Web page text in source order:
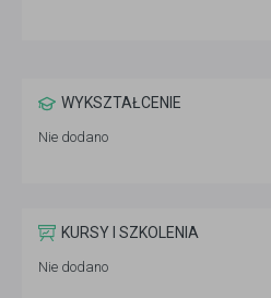
WYKSZTAŁCENIE
Nie dodano
KURSY I SZKOLENIA
Nie dodano